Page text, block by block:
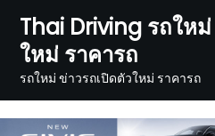
content
Thai Driving รถให
ใหม่ ราคารถ
รถใหม่ ข่าวรถเปิดตัวใหม่ ราคารถ